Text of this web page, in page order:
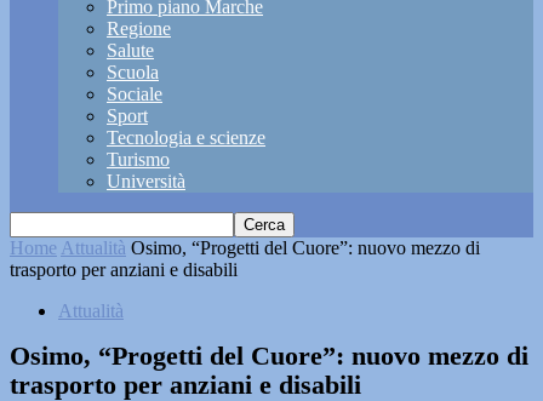
Primo piano Marche
Regione
Salute
Scuola
Sociale
Sport
Tecnologia e scienze
Turismo
Università
Home Attualità Osimo, “Progetti del Cuore”: nuovo mezzo di
trasporto per anziani e disabili
Attualità
Osimo, “Progetti del Cuore”: nuovo mezzo di
trasporto per anziani e disabili